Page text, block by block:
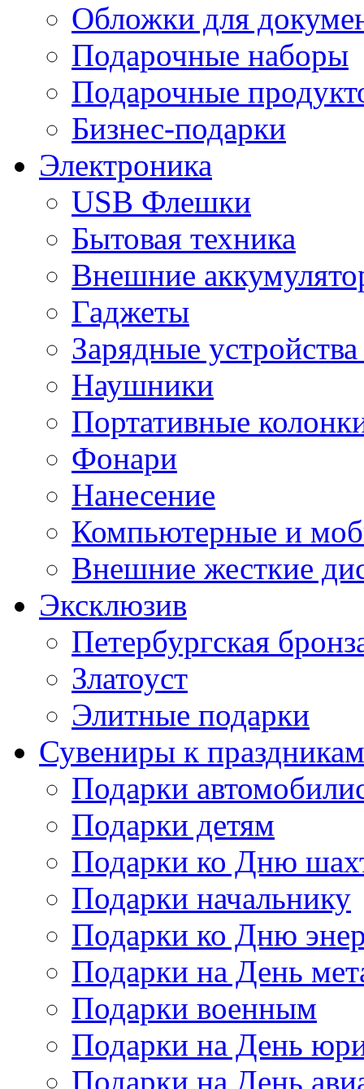
Обложки для
Подарочные наборы
Подарочные
Бизнес-подарки
Электроника
USB Флешки
Бытовая техника
Внешние
Гаджеты
Зарядные
Наушники
Портативные
Фонари
Нанесение
Компьютерные и
Внешние жесткие
Эксклюзив
Петербургская
Златоуст
Элитные подарки
Сувениры к праздникам
Подарки
Подарки детям
Подарки ко Дню
Подарки начальнику
Подарки ко Дню
Подарки на День
Подарки военным
Подарки на День
Подарки на День